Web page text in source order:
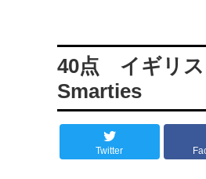
40点 イギリ
Smarties
Twitter